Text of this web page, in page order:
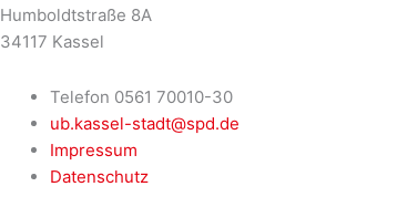
Humboldtstraße 8A
34117 Kassel
Telefon 0561 70010-30
ub.kassel-stadt@spd.de
Impressum
Datenschutz